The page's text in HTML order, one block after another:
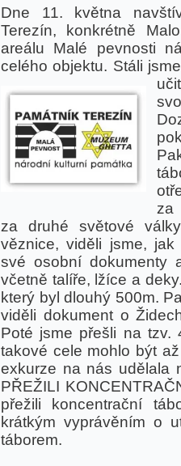
Dne 11. května
Terezín, konkrétně
areálu Malé pevnosti
celého objektu. Stáli
za
za druhé světové
věznice, viděli jsme,
své osobní dokumenty
včetně talíře, lžíce a
který byl dlouhý 500m.
viděli dokument o
Poté jsme přešli na
takové cele mohlo být
exkurze na nás udělala
PŘEŽILI
přežili koncentrační
krátkým vyprávěním o
táborem.